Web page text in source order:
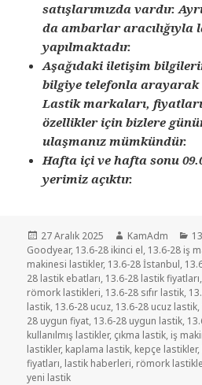
satışlarımızda vardır.
da ambarlar aracılığıyla
yapılmaktadır.
Aşağıdaki iletişim
bilgiye telefonla
Lastik markaları,
özellikler için bizlere
ulaşmanız mümkündür.
Hafta içi ve hafta sonu
yerimiz açıktır.
Yayın
tarihi
27 Aralık 2025 Yazar
KamAdm
Goodyear, 13.6-28 ikinci el, 13.6-28 iş
makinesi lastikler, 13.6-28 İstanbul,
28 lastik ebatları, 13.6-28 lastik fiyatları,
römork lastikleri, 13.6-28 sıfır lastik,
lastik, 13.6-28 ucuz, 13.6-28 ucuz lastik,
28 uygun fiyat, 13.6-28 uygun lastik,
kullanılmış lastikler, çıkma lastik, iş
lastikler, kaplama lastik, kepçe lastikler,
fiyatları, lastik haberleri, römork
yeni lastik